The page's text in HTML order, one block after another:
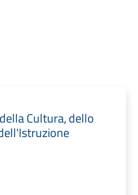
Cultura, dello